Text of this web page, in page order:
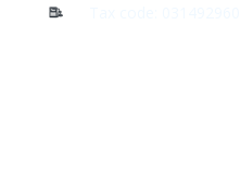
Tax code: 0314929603